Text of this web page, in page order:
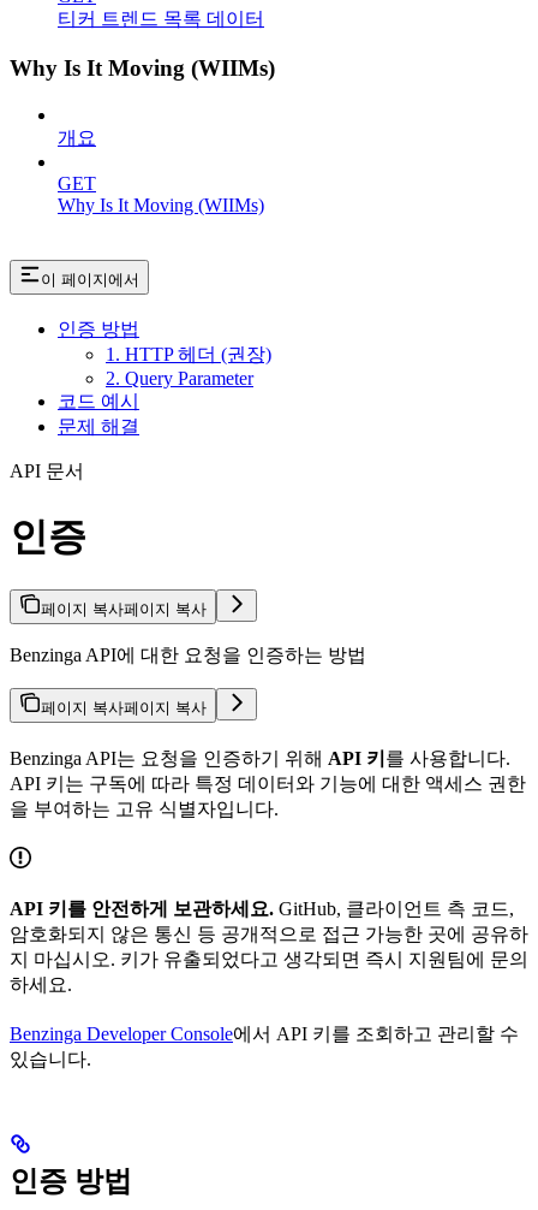
티커 트렌드 목록 데이터
Why Is It Moving (WIIMs)
개요
GET
Why Is It Moving (WIIMs)
이 페이지에서
인증 방법
1. HTTP 헤더 (권장)
2. Query Parameter
코드 예시
문제 해결
API 문서
인증
페이지 복사페이지 복사
Benzinga API에 대한 요청을 인증하는 방법
페이지 복사페이지 복사
Benzinga API는 요청을 인증하기 위해 API 키 를 사용합니다.
API 키는 구독에 따라 특정 데이터와 기능에 대한 액세스 권한
을 부여하는 고유 식별자입니다.
API 키를 안전하게 보관하세요. GitHub, 클라이언트 측 코드,
암호화되지 않은 통신 등 공개적으로 접근 가능한 곳에 공유하
지 마십시오. 키가 유출되었다고 생각되면 즉시 지원팀에 문의
하세요.
Benzinga Developer Console에서 API 키를 조회하고 관리할 수
있습니다.
인증 방법